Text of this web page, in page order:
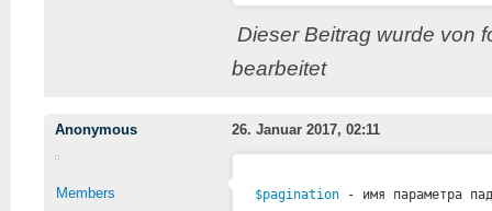
Dieser Beitrag wurde von
bearbeitet
Anonymous 26. Januar 2017, 02:11
Members $pagination - имя параметра